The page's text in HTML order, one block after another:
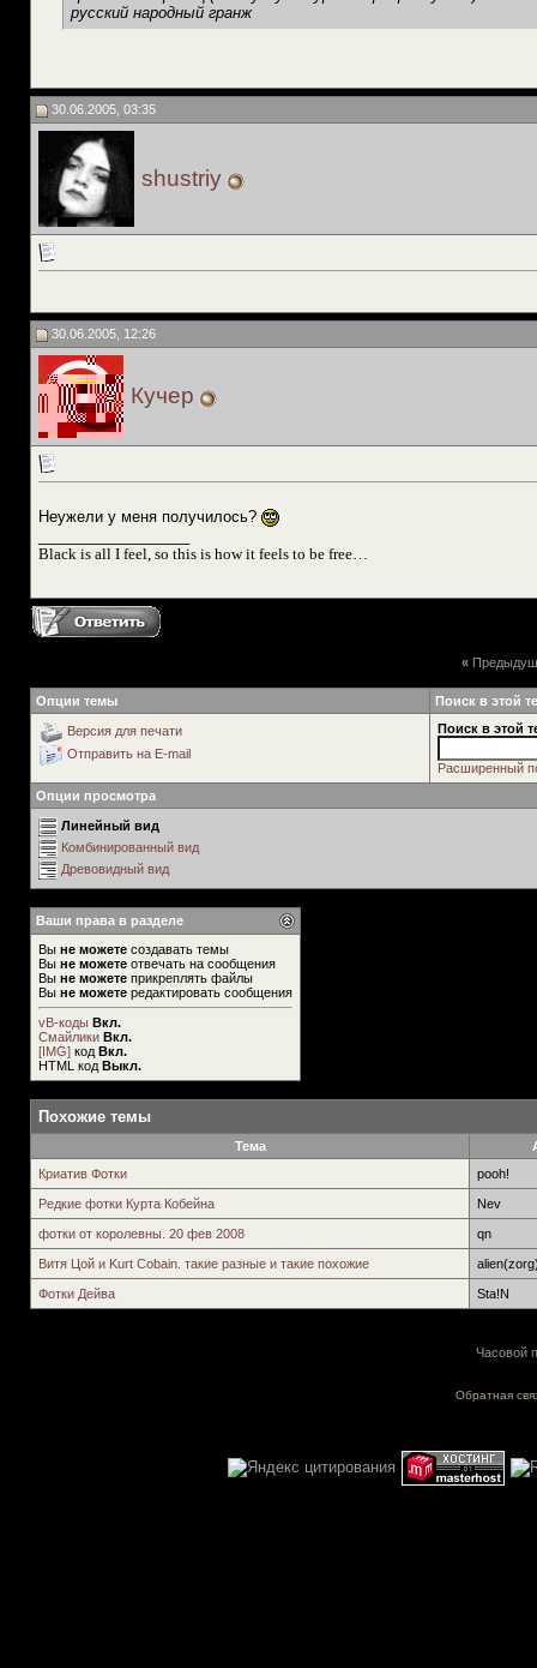
русский народный гранж
30.06.2005, 03:35
shustriy
30.06.2005, 12:26
Кучер
Неужели у меня получилось?
Black is all I feel, so this is how it feels to be free…
«
Опции темы Поиск в этой
Версия для печати
Отправить на E-mail
Поиск в этой
Расширенный
Опции просмотра
Линейный вид
Комбинированный вид
Древовидный вид
Ваши права в разделе
Вы не можете создавать темы
Вы не можете отвечать на сообщения
Вы не можете прикреплять файлы
Вы не можете редактировать сообщения
vB-коды Вкл.
Смайлики Вкл.
[IMG] код Вкл.
HTML код Выкл.
Похожие темы
Тема
Криатив Фотки
pooh!
Редкие фотки Курта Кобейна Nev
фотки от королевны. 20 фев 2008 qn
Витя Цой и Kurt Cobain. такие разные и такие похожие
Фотки Дейва Sta!N
Часовой
Обратная